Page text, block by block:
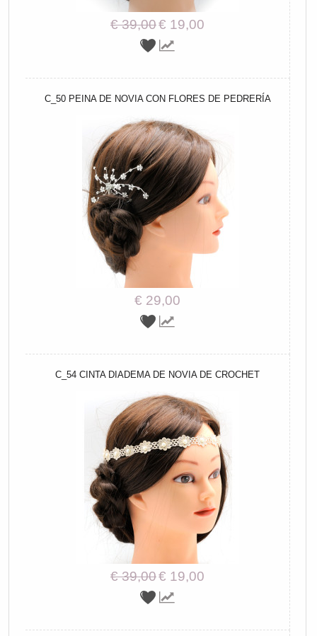
€ 39,00€ 19,00
C_50 PEINA DE NOVIA CON FLORES DE PEDRERÍA
€ 29,00
C_54 CINTA DIADEMA DE NOVIA DE CROCHET
€ 39,00€ 19,00